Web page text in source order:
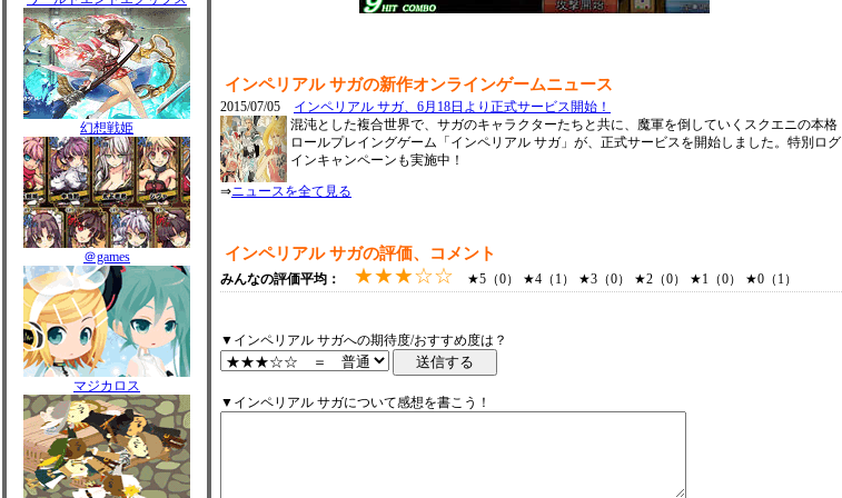
幻想戦姫
＠games
マジカロス
インペリアル サガの新作オンラインゲームニュース
2015/07/05 インペリアル サガ、6月18日より正式サービス開始！
混沌とした複合世界で、サガのキャラクターたちと共に、魔軍を倒していくスクエニの本格
ロールプレイングゲーム「インペリアル サガ」が、正式サービスを開始しました。特別ログ
インキャンペーンも実施中！
⇒ニュースを全て見る
インペリアル サガの評価、コメント
みんなの評価平均： ★★★☆☆ ★5（0） ★4（1） ★3（0） ★2（0） ★1（0） ★0（1）
▼インペリアル サガへの期待度/おすすめ度は？
▼インペリアル サガについて感想を書こう！